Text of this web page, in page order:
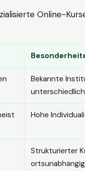
Online-
Bekannte
unterschiedlich
Hohe
Strukturierter
ortsunabhängig